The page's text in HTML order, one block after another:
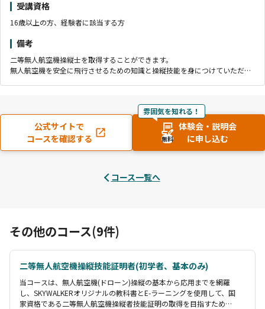
受講資格
16歳以上の方、経験者に該当する方
備考
二等無人航空機操縦士を取得することができます。
無人航空機を安全に飛行させるための知識と操縦技能を身につけていただき
公式サイトで
コースを確認する
無料
体験会・説明会
に申し込む
雰囲気を知れる！
コース一覧へ
その他のコース(9件)
二等無人航空機操縦技能証明者(初学者、基本のみ)
当コースは、無人航空機(ドローン)操縦の基本から応用までを網羅
し、SKYWALKERオリジナルの教科書とE-ラーニングを使用して、国
家資格である二等無人航空機操縦者技能証明の取得を目指すための